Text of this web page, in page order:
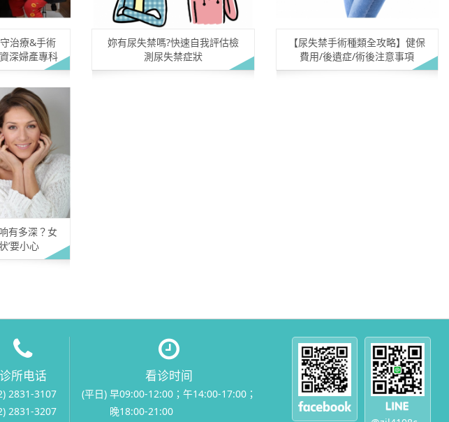
治療&手術
深婦產專科
妳有尿失禁嗎?快速自我評估檢
測尿失禁症狀
【尿失禁手術種類全攻略】健保
費用/後遺症/術後注意事項
有多深？女
’要小心
诊所电话
2831-3107
2831-3207
看诊时间
(平日) 早09:00-12:00；午14:00-17:00；
晚18:00-21:00